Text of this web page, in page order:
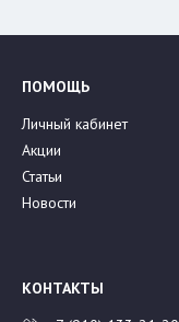
ПОМОЩЬ
Личный кабинет
Акции
Статьи
Новости
КОНТАКТЫ